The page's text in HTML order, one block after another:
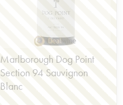
Marlborough Dog Point
Section 94 Sauvignon
Blanc